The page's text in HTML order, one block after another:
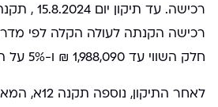
חלק השווי עד 1,988,090 ₪ ו-5% על היתרה.
לאחר התיקון,